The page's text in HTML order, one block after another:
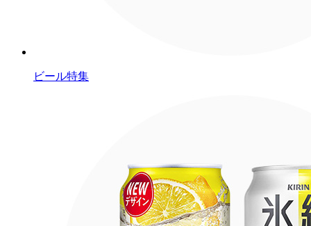
ビール特集